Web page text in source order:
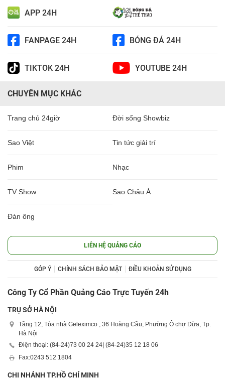
APP 24H
FANPAGE 24H BÓNG ĐÁ 24H
TIKTOK 24H YOUTUBE 24H
CHUYÊN MỤC KHÁC
Trang chủ 24giờ Đời sống Showbiz
Sao Việt Tin tức giải trí
Phim Nhạc
TV Show Sao Châu Á
Đàn ông
LIÊN HỆ QUẢNG CÁO
GÓP Ý CHÍNH SÁCH BẢO MẬT ĐIỀU KHOẢN SỬ DỤNG
Công Ty Cổ Phần Quảng Cáo Trực Tuyến 24h
TRỤ SỞ HÀ NỘI
Tầng 12, Tòa nhà Geleximco , 36 Hoàng Cầu, Phường Ô chợ Dừa, Tp.
Hà Nội
Điện thoại: (84-24)73 00 24 24 | (84-24)35 12 18 06
Fax:0243 512 1804
CHI NHÁNH TP.HỒ CHÍ MINH